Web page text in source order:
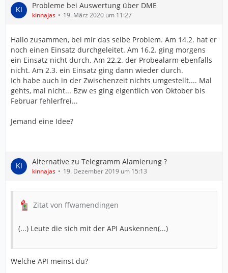
Probleme bei Auswertung über DME
kinnajas 19. März 2020 um 11:27
Hallo zusammen, bei mir das selbe Problem. Am 14.2. hat er
noch einen Einsatz durchgeleitet. Am 16.2. ging morgens
ein Einsatz nicht durch. Am 22.2. der Probealarm ebenfalls
nicht. Am 2.3. ein Einsatz ging dann wieder durch.
Ich habe auch in der Zwischenzeit nichts umgestellt.... Mal
gehts, mal nicht... Bzw es ging eigentlich von Oktober bis
Februar fehlerfrei...
Jemand eine Idee?
Alternative zu Telegramm Alamierung ?
kinnajas 19. Dezember 2019 um 15:13
Zitat von ffwamendingen
(...) Leute die sich mit der API Auskennen(...)
Welche API meinst du?